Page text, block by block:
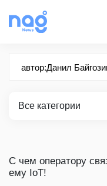
Все категории
СТАТЬИ
С чем оператору
ему IoT!